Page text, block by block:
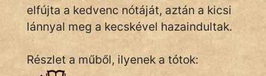
elfújta a kedvenc nótáját, aztán a kicsi
lánnyal meg a kecskével hazaindultak.
Részlet a műből, ilyenek a tótok: